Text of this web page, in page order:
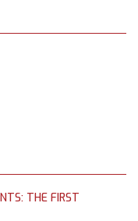
THE FIRST